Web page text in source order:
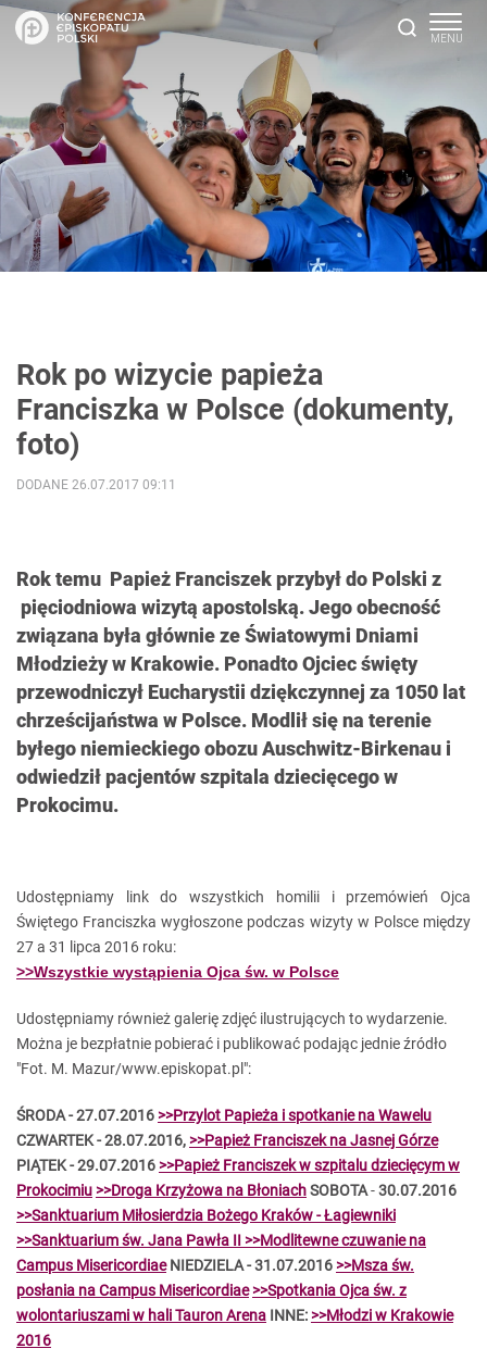
Rok po wizycie papieża
Franciszka w Polsce (dokumenty,
foto)
Rok temu Papież Franciszek przybył do Polski z
pięciodniowa wizytą apostolską. Jego obecność
związana była głównie ze Światowymi Dniami
Młodzieży w Krakowie. Ponadto Ojciec święty
przewodniczył Eucharystii dziękczynnej za 1050 lat
chrześcijaństwa w Polsce. Modlił się na terenie
byłego niemieckiego obozu Auschwitz-Birkenau i
odwiedził pacjentów szpitala dziecięcego w
Prokocimu.
DODANE 26.07.2017 09:11
Udostępniamy link do wszystkich homilii i przemówień Ojca
Świętego Franciszka wygłoszone podczas wizyty w Polsce między
27 a 31 lipca 2016 roku:
>>Wszystkie wystąpienia Ojca św. w Polsce
Udostępniamy również galerię zdjęć ilustrujących to wydarzenie.
Można je bezpłatnie pobierać i publikować podając jednie źródło
"Fot. M. Mazur/www.episkopat.pl":
ŚRODA - 27.07.2016 >>Przylot Papieża i spotkanie na Wawelu
CZWARTEK - 28.07.2016, >>Papież Franciszek na Jasnej Górze
PIĄTEK - 29.07.2016 >>Papież Franciszek w szpitalu dziecięcym w
Prokocimiu >>Droga Krzyżowa na BłoniachSOBOTA-30.07.2016
>>Sanktuarium Miłosierdzia Bożego Kraków - Łagiewniki
>>Sanktuarium św. Jana Pawła II >>Modlitewne czuwanie na
Campus Misericordiae NIEDZIELA - 31.07.2016 >>Msza św.
posłania na Campus Misericordiae >>Spotkania Ojca św. z
wolontariuszami w hali Tauron Arena INNE: >>Młodzi w Krakowie
2016